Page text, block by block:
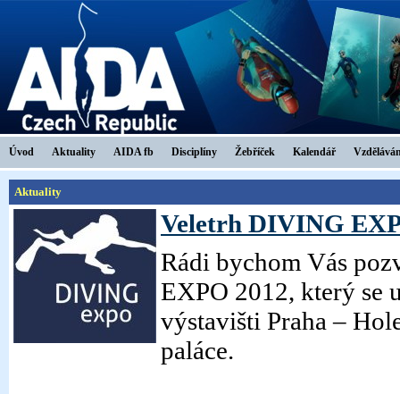
Úvod Aktuality AIDA fb Disciplíny Žebříček Kalendář
Aktuality
Veletrh DIVING
Rádi bychom Vás
EXPO 2012, který se
výstavišti Praha –
paláce.